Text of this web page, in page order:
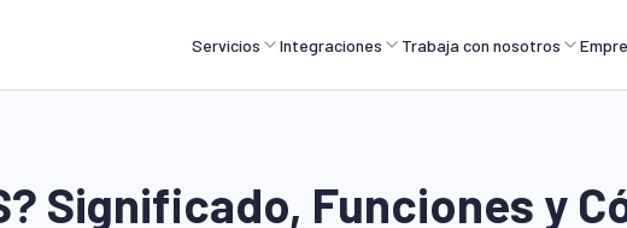
Servicios Integraciones Trabaja con nosotros
Significado, Funciones y